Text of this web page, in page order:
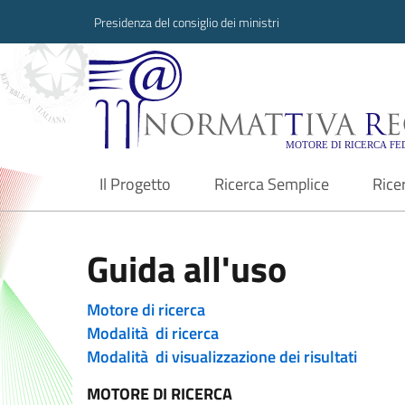
Presidenza del consiglio dei ministri
Normattiva
Il Progetto
current Ricerca Semplice
Guida all'uso
Motore di ricerca
Modalità di ricerca
Modalità di visualizzazione dei risultati
MOTORE DI RICERCA